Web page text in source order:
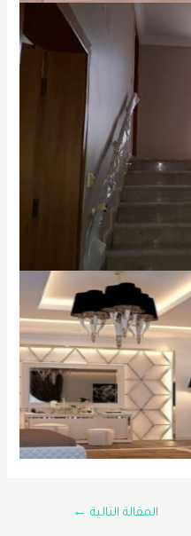
المقالة التالية ←